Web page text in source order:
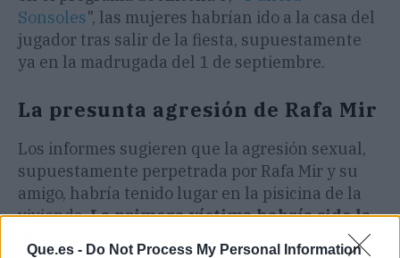
Que.es - Do Not Process My Personal Information
Sonsoles", las mujeres habrían ido a la casa del
jugador tras salir de la fiesta, supuestamente
ya en la madrugada del 1 de septiembre.
La presunta agresión de Rafa Mir
Los informes sugieren que la agresión sexual,
supuestamente perpetrada por Rafa Mir y su
amigo, habría tenido lugar en la pisicina de la
vivienda.La primera víctima habría sido la